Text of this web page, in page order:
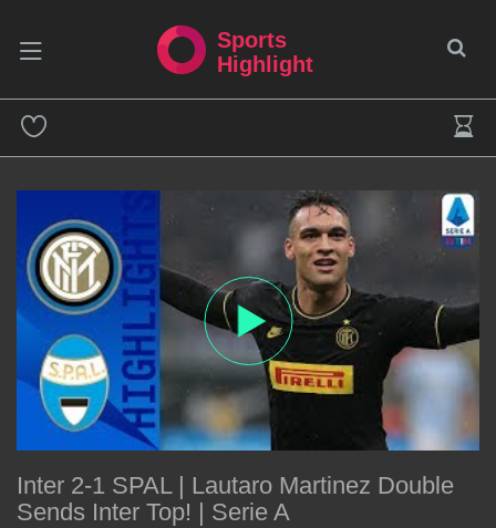
Sports
Highlight
Inter 2-1 SPAL | Lautaro Martinez Double
Sends Inter Top! | Serie A